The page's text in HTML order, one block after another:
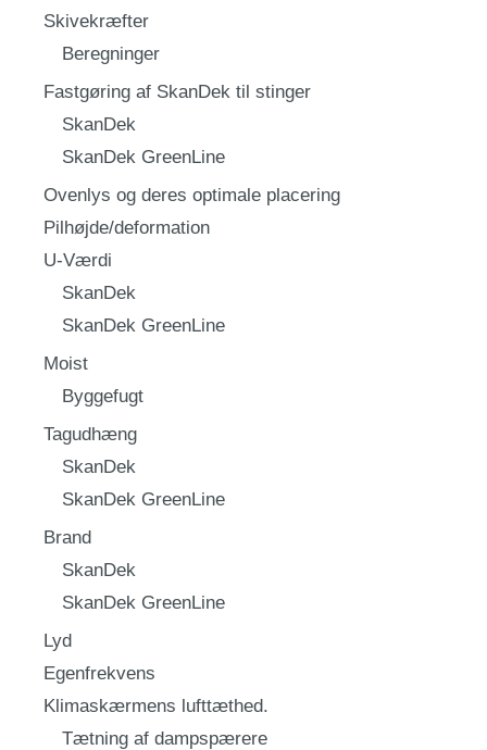
Skivekræfter
Beregninger
Fastgøring af SkanDek til stinger
SkanDek
SkanDek GreenLine
Ovenlys og deres optimale placering
Pilhøjde/deformation
U-Værdi
SkanDek
SkanDek GreenLine
Moist
Byggefugt
Tagudhæng
SkanDek
SkanDek GreenLine
Brand
SkanDek
SkanDek GreenLine
Lyd
Egenfrekvens
Klimaskærmens lufttæthed.
Tætning af dampspærere